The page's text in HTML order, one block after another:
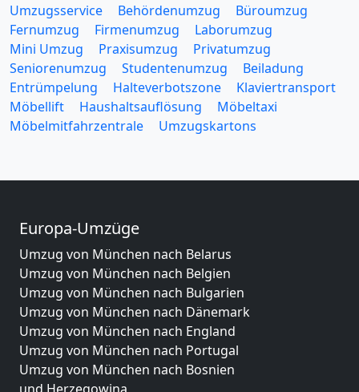
Umzugsservice Behördenumzug
Büroumzug
Fernumzug
Firmenumzug
Laborumzug
Mini Umzug
Praxisumzug
Privatumzug
Seniorenumzug
Studentenumzug
Beiladung
Entrümpelung
Halteverbotszone
Klaviertransport
Möbellift
Haushaltsauflösung
Möbeltaxi
Möbelmitfahrzentrale
Umzugskartons
Europa-Umzüge
Umzug von München nach Belarus
Umzug von München nach Belgien
Umzug von München nach Bulgarien
Umzug von München nach Dänemark
Umzug von München nach England
Umzug von München nach Portugal
Umzug von München nach Bosnien
und Herzegowina